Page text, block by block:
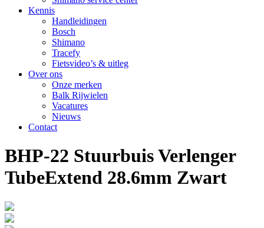
Kennis
Handleidingen
Bosch
Shimano
Tracefy
Fietsvideo’s & uitleg
Over ons
Onze merken
Balk Rijwielen
Vacatures
Nieuws
Contact
BHP-22 Stuurbuis Verlenger
TubeExtend 28.6mm Zwart